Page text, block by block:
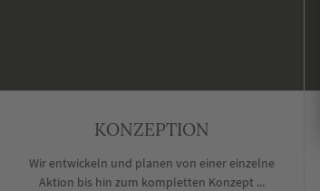
KONZEPTION
Wir entwickeln und planen von einer einzelne
Aktion bis hin zum kompletten Konzept ...